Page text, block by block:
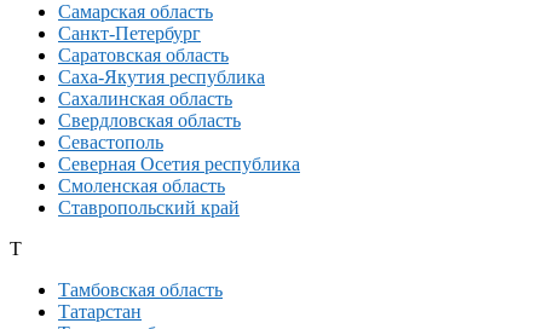
Самарская область
Санкт-Петербург
Саратовская область
Саха-Якутия республика
Сахалинская область
Свердловская область
Севастополь
Северная Осетия республика
Смоленская область
Ставропольский край
Т
Тамбовская область
Татарстан